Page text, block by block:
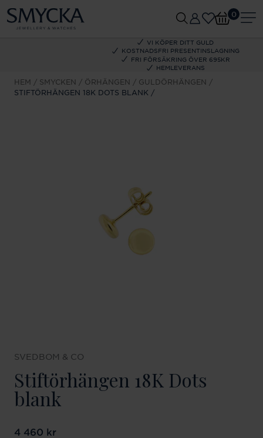
VI KÖPER DITT GULD
KOSTNADSFRI PRESENTINSLAGNING
FRI FÖRSÄKRING ÖVER 695KR
HEMLEVERANS
0
HEM SMYCKEN ÖRHÄNGEN
GULDÖRHÄNGEN
STIFTÖRHÄNGEN 18K DOTS BLANK
SVEDBOM & CO
Stiftörhängen 18K Dots
blank
Pris:4 460 kr
4 460 kr